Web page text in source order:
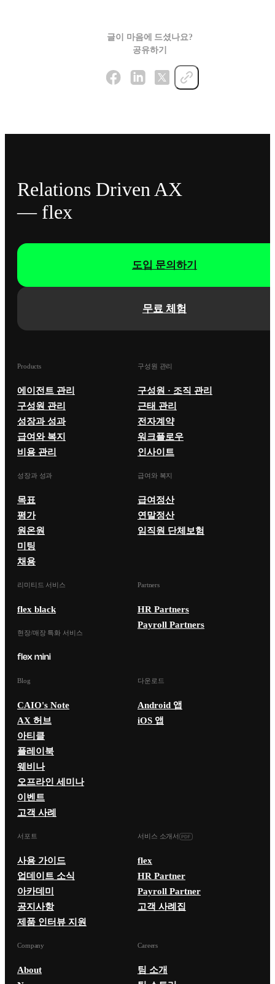
글이 마음에 드셨나요?
공유하기
Relations Driven AX
— flex
무료 체험
도입 문의하기
Products
에이전트 관리
구성원 관리
성장과 성과
급여와 복지
비용 관리
구성원 관리
구성원 · 조직 관리
근태 관리
전자계약
워크플로우
인사이트
성장과 성과
목표
평가
원온원
미팅
채용
급여와 복지
급여정산
연말정산
임직원 단체보험
리미티드 서비스
flex black
현장/매장 특화 서비스
Partners
HR Partners
Payroll Partners
Blog
CAIO's Note
AX 허브
아티클
플레이북
웨비나
오프라인 세미나
이벤트
고객 사례
다운로드
Android 앱
iOS 앱
서포트
사용 가이드
업데이트 소식
아카데미
공지사항
제품 인터뷰 지원
서비스 소개서
flex
HR Partner
Payroll Partner
고객 사례집
Company
About
Careers
팀 소개